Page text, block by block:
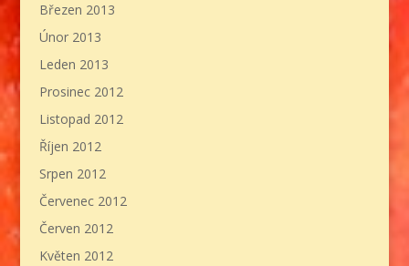
Březen 2013
Únor 2013
Leden 2013
Prosinec 2012
Listopad 2012
Říjen 2012
Srpen 2012
Červenec 2012
Červen 2012
Květen 2012